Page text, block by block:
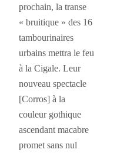
prochain, la transe
« bruitique » des 16
tambourinaires
urbains mettra le feu
à la Cigale. Leur
nouveau spectacle
[Corros] à la
couleur gothique
ascendant macabre
promet sans nul